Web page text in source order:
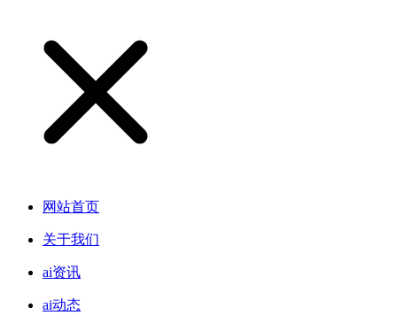
网站首页
关于我们
ai资讯
ai动态